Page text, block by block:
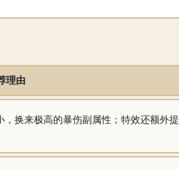
理由
，换来极高的暴伤副属性；特效还额外